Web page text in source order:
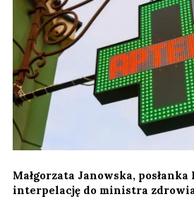
Małgorzata Janowska, posłanka
interpelację do ministra